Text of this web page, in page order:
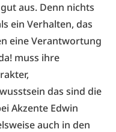
aus. Denn nichts
ein Verhalten, das
eine Verantwortung
muss ihre
das sind die
Akzente Edwin
auch in den